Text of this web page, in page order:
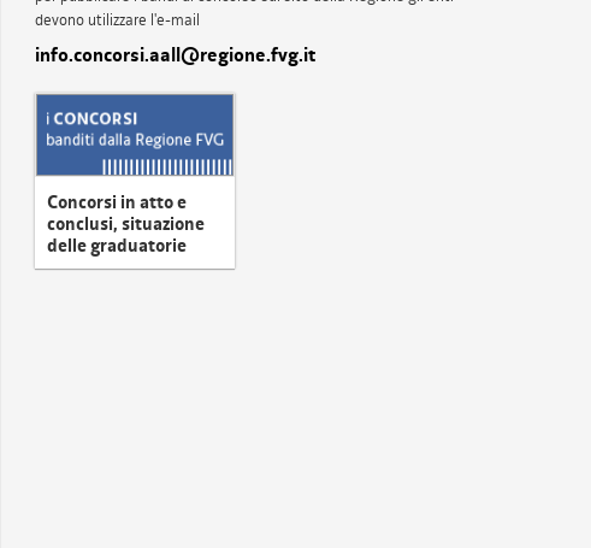
devono utilizzare l'e-mail
info.concorsi.aall@regione.fvg.it
Concorsi in atto e
conclusi, situazione
delle graduatorie